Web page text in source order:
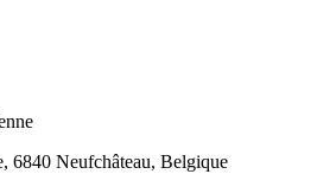
6840 Neufchâteau, Belgique